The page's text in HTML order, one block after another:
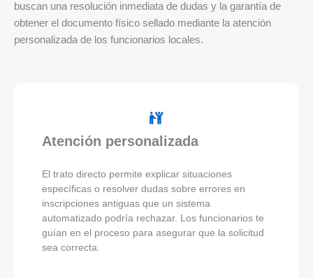
buscan una resolución inmediata de dudas y la garantía de
obtener el documento físico sellado mediante la atención
personalizada de los funcionarios locales.
Atención personalizada
El trato directo permite explicar situaciones
específicas o resolver dudas sobre errores en
inscripciones antiguas que un sistema
automatizado podría rechazar. Los funcionarios te
guían en el proceso para asegurar que la solicitud
sea correcta.